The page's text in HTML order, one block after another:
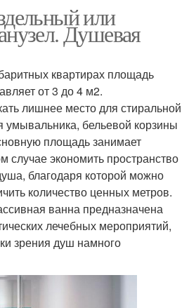
или
Душевая
квартирах площадь
от 3 до 4 м2.
лишнее место для стиральной
умывальника, бельевой корзины
площадь занимает
случае экономить пространство
благодаря которой можно
количество ценных метров.
ванна предназначена
лечебных мероприятий,
зрения душ намного